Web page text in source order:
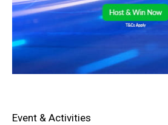
Event & Activities